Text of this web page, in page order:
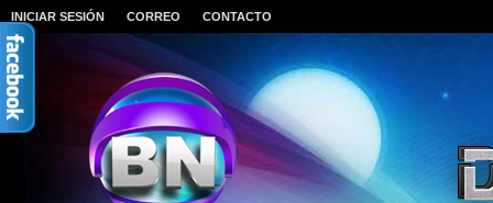
INICIAR SESIÓN CORREO CONTACTO